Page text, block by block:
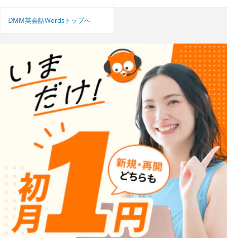
DMM英会話Wordsトップへ